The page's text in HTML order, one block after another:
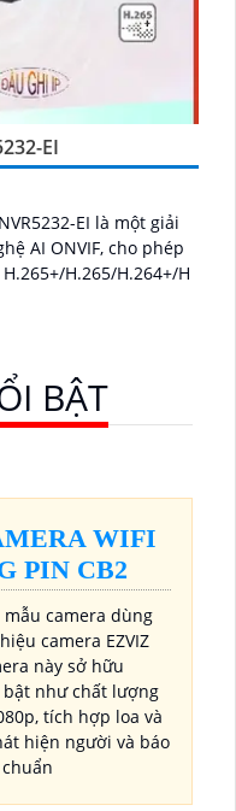
EI
EI là một giải
AI ONVIF, cho phép
H.265/H.264+/H
BẬT
WIFI
PIN CB2
mẫu camera dùng
camera EZVIZ
này sở hữu
như chất lượng
tích hợp loa và
hiện người và báo